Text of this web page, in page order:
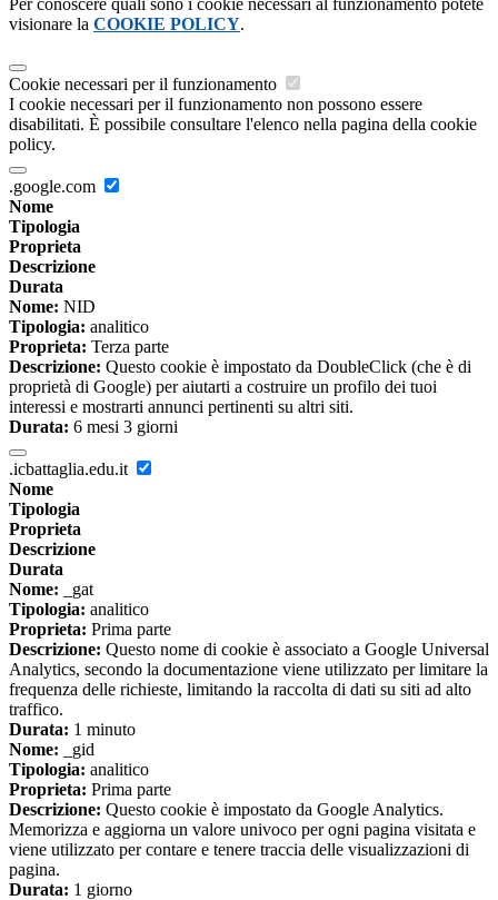
visionare la COOKIE POLICY.
Cookie necessari per il funzionamento
I cookie necessari per il funzionamento non possono essere
disabilitati. È possibile consultare l'elenco nella pagina della cookie
policy.
.google.com
Nome
Tipologia
Proprieta
Descrizione
Durata
Nome: NID
Tipologia: analitico
Proprieta: Terza parte
Descrizione: Questo cookie è impostato da DoubleClick (che è di
proprietà di Google) per aiutarti a costruire un profilo dei tuoi
interessi e mostrarti annunci pertinenti su altri siti.
Durata: 6 mesi 3 giorni
.icbattaglia.edu.it
Nome
Tipologia
Proprieta
Descrizione
Durata
Nome: _gat
Tipologia: analitico
Proprieta: Prima parte
Descrizione: Questo nome di cookie è associato a Google Universal
Analytics, secondo la documentazione viene utilizzato per limitare la
frequenza delle richieste, limitando la raccolta di dati su siti ad alto
traffico.
Durata: 1 minuto
Nome: _gid
Tipologia: analitico
Proprieta: Prima parte
Descrizione: Questo cookie è impostato da Google Analytics.
Memorizza e aggiorna un valore univoco per ogni pagina visitata e
viene utilizzato per contare e tenere traccia delle visualizzazioni di
pagina.
Durata: 1 giorno